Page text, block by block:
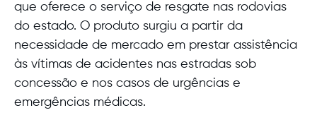
TELEFONE DE EMERGÊNCIA
CENTRAL DE RELACIONAMENTO COM O CLIENTE
que oferece o serviço de resgate nas rodovias
do estado. O produto surgiu a partir da
necessidade de mercado em prestar assistência
às vítimas de acidentes nas estradas sob
concessão e nos casos de urgências e
emergências médicas.